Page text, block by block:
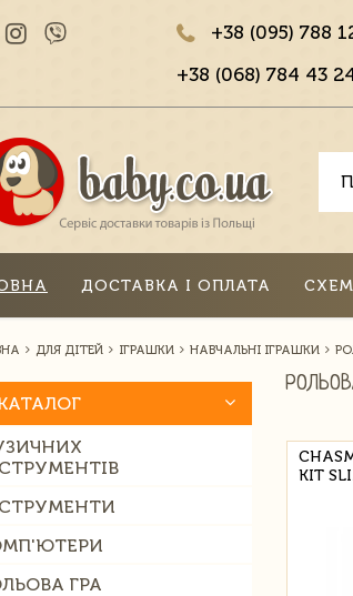
+38 (095) 788
+38 (068) 784 43
ДОСТАВКА І ОПЛАТА
ДЛЯ ДІТЕЙ ІГРАШКИ НАВЧАЛЬНІ ІГРАШКИ
ГРА
KIT